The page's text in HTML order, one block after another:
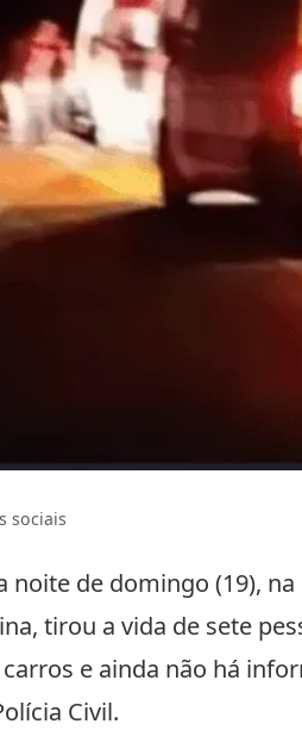
sociais
noite de domingo (19),
tirou a vida de sete
e ainda não há
Civil.